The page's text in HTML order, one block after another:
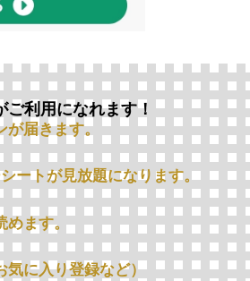
利用になれます！
届きます。
ートが見放題になります。
めます。
気に入り登録など）